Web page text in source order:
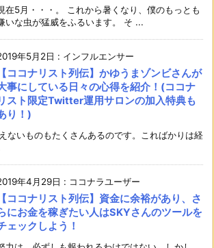
在5月・・・。 これから暑くなり、僕のもっとも
いな虫が猛威をふるいます。 そ ...
年5月2日 : インフルエンサー
【ココナリスト列伝】かゆうまゾンビさんが
事にしている日々の心得を紹介！(ココナ
スト限定Twitter運用サロンの加入特典も
り！)
ないものもたくさんあるのです。こればかりは経
年4月29日 : ココナラユーザー
【ココナリスト列伝】資金に余裕があり、さ
にお金を稼ぎたい人はSKYさんのツールを
ェックしよう！